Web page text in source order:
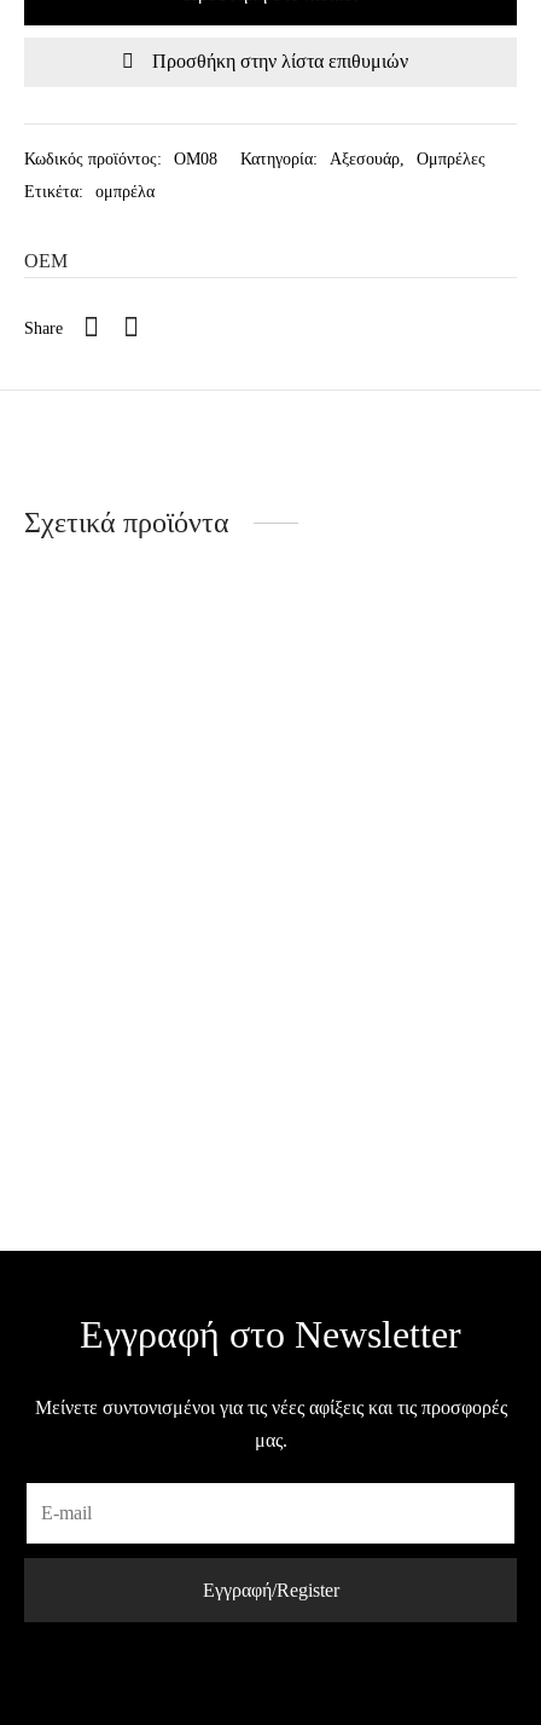
Προσθήκη στην λίστα επιθυμιών
Κωδικός προϊόντος: OM08 Κατηγορία: Αξεσουάρ
Ομπρέλες
Ετικέτα:
ομπρέλα
OEM
Share
Σχετικά προϊόντα
Εγγραφή στο Newsletter
Μείνετε συντονισμένοι για τις νέες αφίξεις και τις προσφορές
μας.